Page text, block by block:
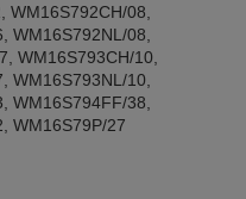
WM16S792CH/08,
WM16S792NL/08,
WM16S793CH/10,
WM16S793NL/10,
WM16S794FF/38,
WM16S79P/27